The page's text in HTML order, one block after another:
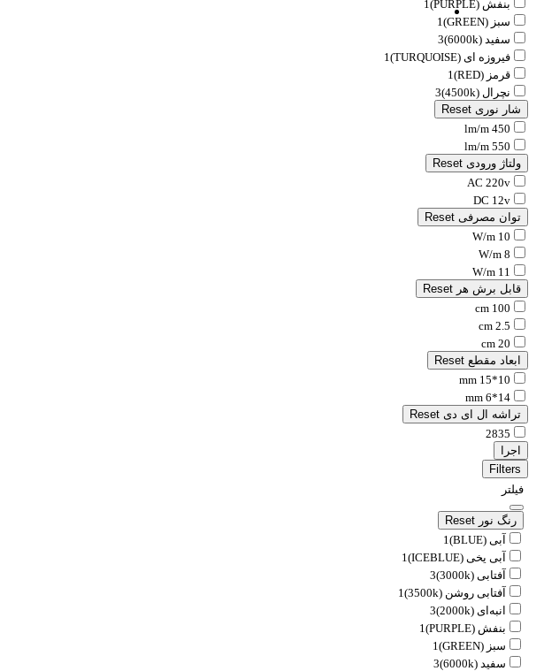
بنفش (PURPLE)
1
سبز (GREEN)
1
سفید (6000k)
3
فیروزه ای (TURQUOISE)
1
قرمز (RED)
1
نچرال (4500k)
3
شار نوری Reset
450 lm/m
550 lm/m
ولتاژ ورودی Reset
AC 220v
DC 12v
توان مصرفی Reset
10 W/m
8 W/m
11 W/m
قابل برش هر Reset
100 cm
2.5 cm
20 cm
ابعاد مقطع Reset
10*15 mm
14*6 mm
تراشه ال ای دی Reset
2835
اجرا
Filters
فیلتر
رنگ نور Reset
آبی (BLUE)
1
آبی یخی (ICEBLUE)
1
آفتابی (3000k)
3
آفتابی روشن (3500k)
1
انبه‌ای (2000k)
3
بنفش (PURPLE)
1
سبز (GREEN)
1
سفید (6000k)
3